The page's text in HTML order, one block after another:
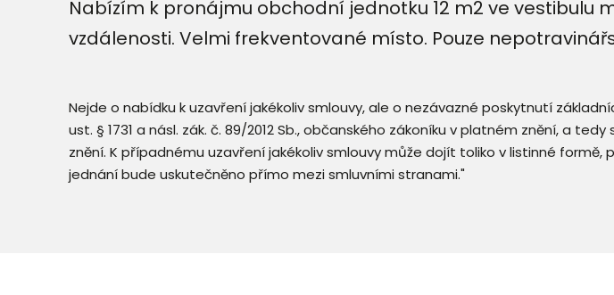
Nabízím k pronájmu obchodní jednotku 12 m2 ve vestibulu
vzdálenosti. Velmi frekventované místo. Pouze
Nejde o nabídku k uzavření jakékoliv smlouvy, ale o nezávazné poskytnutí
ust. § 1731 a násl. zák. č. 89/2012 Sb., občanského zákoníku v platném znění, a
znění. K případnému uzavření jakékoliv smlouvy může dojít toliko v listinné
jednání bude uskutečněno přímo mezi smluvními stranami."